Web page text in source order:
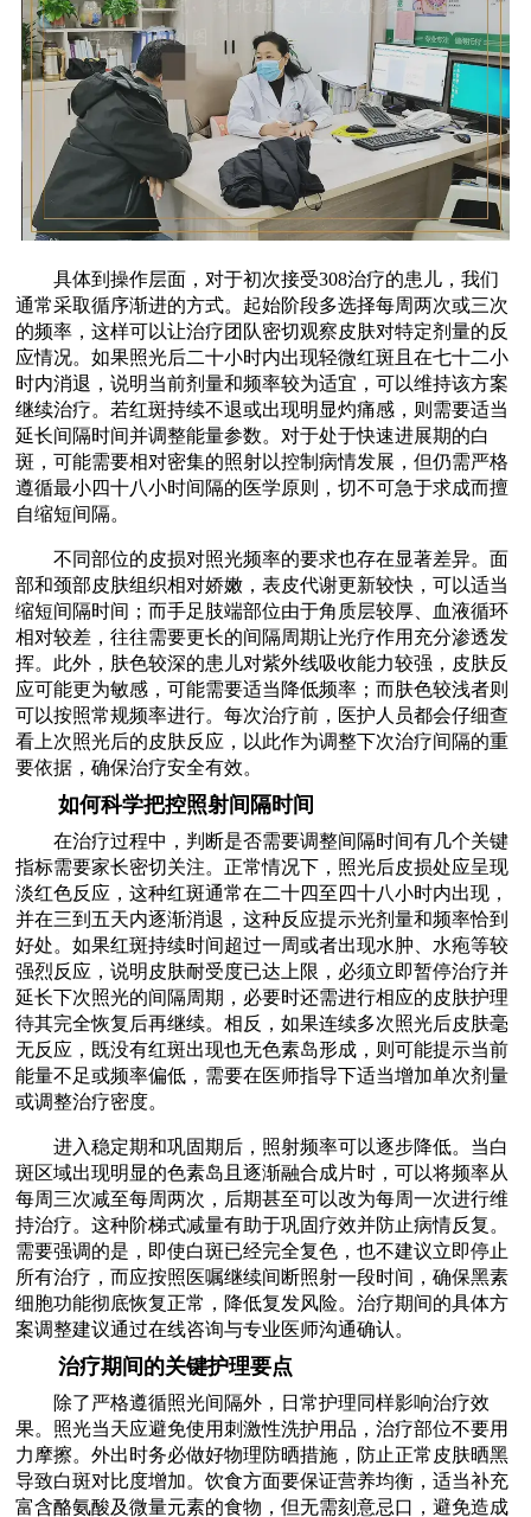
具体到操作层面，对于初次接受308治疗的患儿，我们
通常采取循序渐进的方式。起始阶段多选择每周两次或三次
的频率，这样可以让治疗团队密切观察皮肤对特定剂量的反
应情况。如果照光后二十小时内出现轻微红斑且在七十二小
时内消退，说明当前剂量和频率较为适宜，可以维持该方案
继续治疗。若红斑持续不退或出现明显灼痛感，则需要适当
延长间隔时间并调整能量参数。对于处于快速进展期的白
斑，可能需要相对密集的照射以控制病情发展，但仍需严格
遵循最小四十八小时间隔的医学原则，切不可急于求成而擅
自缩短间隔。
不同部位的皮损对照光频率的要求也存在显著差异。面
部和颈部皮肤组织相对娇嫩，表皮代谢更新较快，可以适当
缩短间隔时间；而手足肢端部位由于角质层较厚、血液循环
相对较差，往往需要更长的间隔周期让光疗作用充分渗透发
挥。此外，肤色较深的患儿对紫外线吸收能力较强，皮肤反
应可能更为敏感，可能需要适当降低频率；而肤色较浅者则
可以按照常规频率进行。每次治疗前，医护人员都会仔细查
看上次照光后的皮肤反应，以此作为调整下次治疗间隔的重
要依据，确保治疗安全有效。
如何科学把控照射间隔时间
在治疗过程中，判断是否需要调整间隔时间有几个关键
指标需要家长密切关注。正常情况下，照光后皮损处应呈现
淡红色反应，这种红斑通常在二十四至四十八小时内出现，
并在三到五天内逐渐消退，这种反应提示光剂量和频率恰到
好处。如果红斑持续时间超过一周或者出现水肿、水疱等较
强烈反应，说明皮肤耐受度已达上限，必须立即暂停治疗并
延长下次照光的间隔周期，必要时还需进行相应的皮肤护理
待其完全恢复后再继续。相反，如果连续多次照光后皮肤毫
无反应，既没有红斑出现也无色素岛形成，则可能提示当前
能量不足或频率偏低，需要在医师指导下适当增加单次剂量
或调整治疗密度。
进入稳定期和巩固期后，照射频率可以逐步降低。当白
斑区域出现明显的色素岛且逐渐融合成片时，可以将频率从
每周三次减至每周两次，后期甚至可以改为每周一次进行维
持治疗。这种阶梯式减量有助于巩固疗效并防止病情反复。
需要强调的是，即使白斑已经完全复色，也不建议立即停止
所有治疗，而应按照医嘱继续间断照射一段时间，确保黑素
细胞功能彻底恢复正常，降低复发风险。治疗期间的具体方
案调整建议通过在线咨询与专业医师沟通确认。
治疗期间的关键护理要点
除了严格遵循照光间隔外，日常护理同样影响治疗效
果。照光当天应避免使用刺激性洗护用品，治疗部位不要用
力摩擦。外出时务必做好物理防晒措施，防止正常皮肤晒黑
导致白斑对比度增加。饮食方面要保证营养均衡，适当补充
富含酪氨酸及微量元素的食物，但无需刻意忌口，避免造成